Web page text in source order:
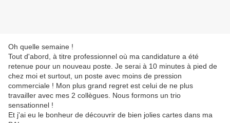
Oh quelle semaine !
Tout d'abord, à titre professionnel où ma candidature a été
retenue pour un nouveau poste. Je serai à 10 minutes à pied de
chez moi et surtout, un poste avec moins de pression
commerciale ! Mon plus grand regret est celui de ne plus
travailler avec mes 2 collègues. Nous formons un trio
sensationnel !
Et j'ai eu le bonheur de découvrir de bien jolies cartes dans ma